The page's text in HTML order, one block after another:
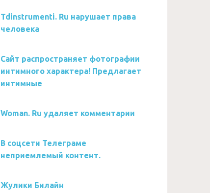
Tdinstrumenti. Ru нарушает права
человека
Сайт распространяет фотографии
интимного характера! Предлагает
интимные
Woman. Ru удаляет комментарии
В соцсети Телеграме
неприемлемый контент.
Жулики Билайн